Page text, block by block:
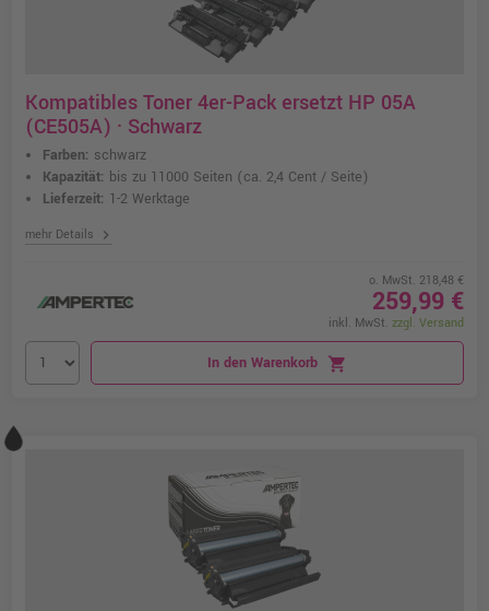
Kompatibles Toner 4er-Pack ersetzt HP 05A
(CE505A) · Schwarz
Farben: schwarz
Kapazität: bis zu 11000 Seiten (ca. 2,4 Cent / Seite)
Lieferzeit: 1-2 Werktage
mehr Details chevron_right
o. MwSt. 218,48 €
259,99 €
inkl. MwSt. zzgl. Versand
In den Warenkorb shopping_cart